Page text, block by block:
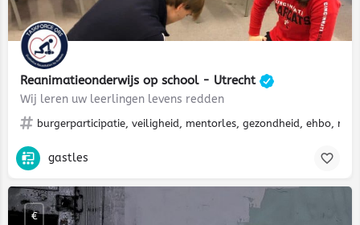
Reanimatieonderwijs op school - Utrecht
Wij leren uw leerlingen levens redden
burgerparticipatie, veiligheid, mentorles, gezondheid, ehbo,
gastles
€